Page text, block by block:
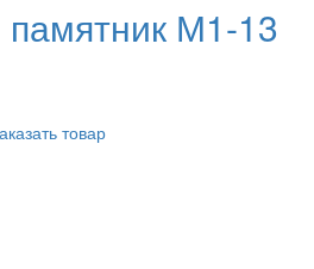
М1-13
товар